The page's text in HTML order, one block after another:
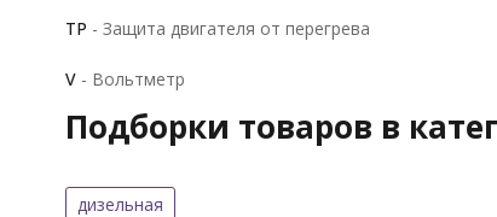
TP - Защита двигателя от перегрева
V- Вольтметр
Подборки товаров в
дизельная